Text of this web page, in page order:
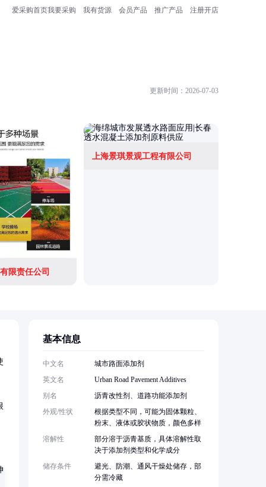
爱采购首页我要采购 我有货源 会员产品 推广产品 注册开店
更新时间：2026-07-03
限责任公司
上海景琪景观工程有限公司
基本信息
中文名
城市路面添加剂
英文名
Urban Road Pavement Additives
别名
沥青改性剂、道路功能添加剂
外观/性状
根据类型不同，可能为固体颗粒、
粉末、液体或胶状物质，颜色多样
溶解性
部分溶于沥青基质，具体溶解性取
决于添加剂类型和化学成分
储存条件
避光、防潮、通风干燥处储存，部
分需冷藏